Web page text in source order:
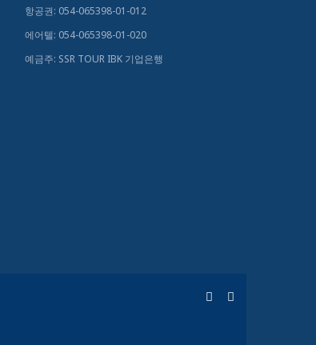
항공권: 054-065398-01-012
에어텔: 054-065398-01-020
예금주: SSR TOUR IBK 기업은행